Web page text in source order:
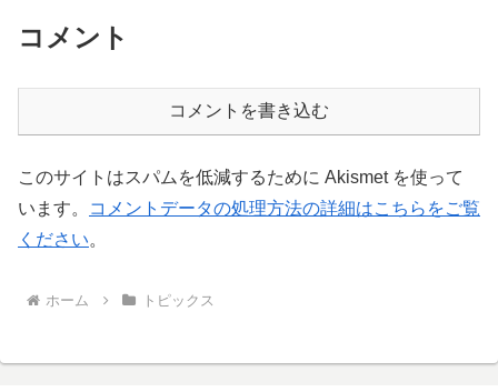
コメント
コメントを書き込む
このサイトはスパムを低減するために Akismet を使って
います。
コメントデータの処理方法の詳細はこちらをご覧
ください。
ホーム トピックス